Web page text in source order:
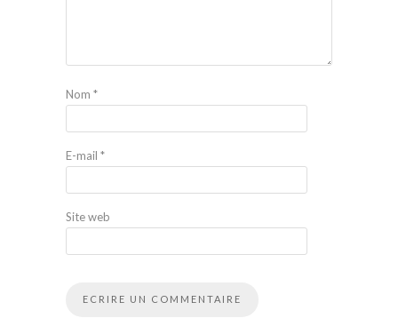
Nom *
E-mail *
Site web